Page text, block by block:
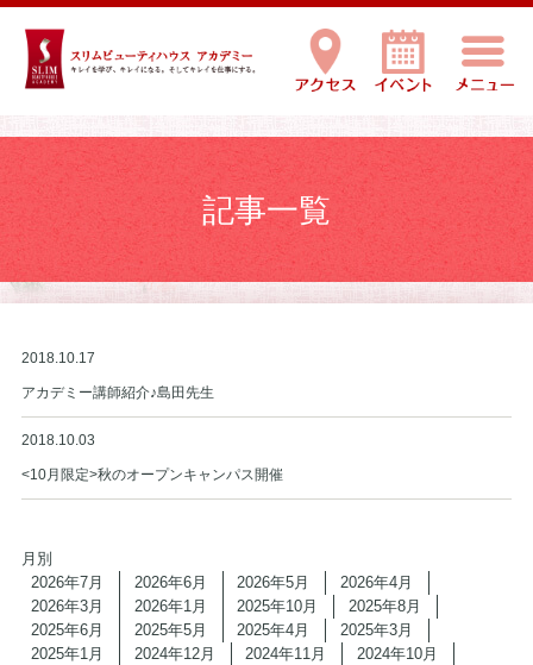
記事一覧
2018.10.17
アカデミー講師紹介♪島田先生
2018.10.03
<10月限定>秋のオープンキャンパス開催
月別
2026年7月
2026年6月 2026年5月
2026年4月
2026年3月
2026年1月 2025年10月
2025年8月
2025年6月
2025年5月 2025年4月
2025年3月
2025年1月
2024年12月 2024年11月
2024年10月